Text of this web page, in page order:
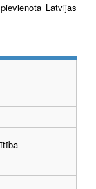
Latvijas